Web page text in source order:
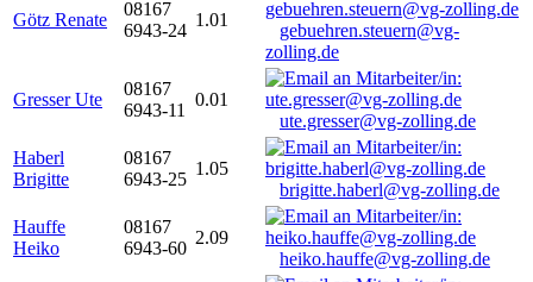
Götz Renate
08167
6943-24
1.01
gebuehren.steuern@vg-
zolling.de
Gresser Ute
08167
6943-11
0.01
ute.gresser@vg-zolling.de
Haberl
Brigitte
08167
6943-25
1.05
brigitte.haberl@vg-zolling.de
Hauffe
Heiko
08167
6943-60
2.09
heiko.hauffe@vg-zolling.de